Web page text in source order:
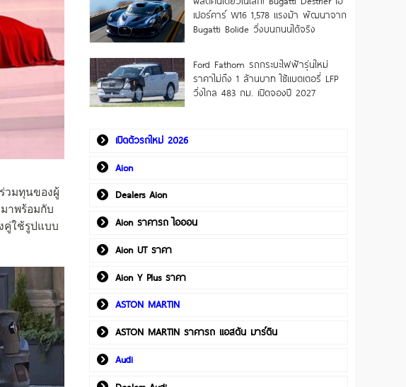
วมทุนของผู้
าพร้อมกับ
คู่ใช้รูปแบบ
เปอร์คาร์ W16 1,578 แรงม้า พัฒนาจาก
Bugatti Bolide วิ่งบนถนนได้จริง
Ford Fathom รถกระบะไฟฟ้ารุ่นใหม่
ราคาไม่ถึง 1 ล้านบาท ใช้แบตเตอรี่ LFP
วิ่งไกล 483 กม. เปิดจองปี 2027
เปิดตัวรถใหม่ 2026
Aion
Dealers Aion
Aion ราคารถ ไอออน
Aion UT ราคา
Aion Y Plus ราคา
ASTON MARTIN
ASTON MARTIN ราคารถ แอสตัน มาร์ติน
Audi